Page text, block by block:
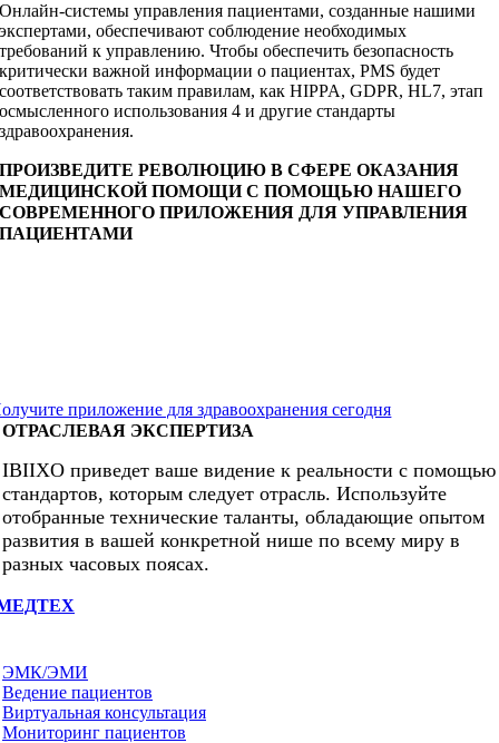
Онлайн-системы управления пациентами, созданные нашими
экспертами, обеспечивают соблюдение необходимых
требований к управлению. Чтобы обеспечить безопасность
критически важной информации о пациентах, PMS будет
соответствовать таким правилам, как HIPPA, GDPR, HL7, этап
осмысленного использования 4 и другие стандарты
здравоохранения.
ПРОИЗВЕДИТЕ РЕВОЛЮЦИЮ В СФЕРЕ ОКАЗАНИЯ
МЕДИЦИНСКОЙ ПОМОЩИ С ПОМОЩЬЮ НАШЕГО
СОВРЕМЕННОГО ПРИЛОЖЕНИЯ ДЛЯ УПРАВЛЕНИЯ
ПАЦИЕНТАМИ
приложение для здравоохранения сегодня
ОТРАСЛЕВАЯ ЭКСПЕРТИЗА
IBIIXO приведет ваше видение к реальности с помощью
стандартов, которым следует отрасль. Используйте
отобранные технические таланты, обладающие опытом
развития в вашей конкретной нише по всему миру в
разных часовых поясах.
ЭМК/ЭМИ
Ведение пациентов
Виртуальная консультация
Мониторинг пациентов